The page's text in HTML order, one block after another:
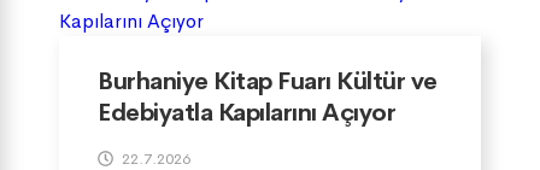
Burhaniye Kitap Fuarı Kültür ve
Edebiyatla Kapılarını Açıyor
22.7.2026